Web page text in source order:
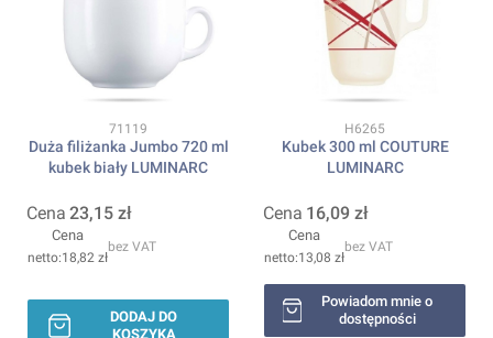
Kod produktu
71119
Duża filiżanka Jumbo 720 ml
kubek biały LUMINARC
Cena 23,15 zł
Cena
18,82 zł
bez VAT
DODAJ DO
KOSZYKA
Kod produktu
H6265
Kubek 300 ml COUTURE
LUMINARC
Cena 16,09 zł
Cena
13,08 zł
bez VAT
Powiadom mnie o
dostępności